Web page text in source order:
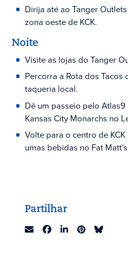
Dirija até ao Tanger
zona oeste de KCK.
Noite
Visite as lojas do Tanger
Percorra a Rota dos Tacos
taqueria local.
Dê um passeio pelo
Kansas City Monarchs no
Volte para o centro de
umas bebidas no Fat
Partilhar